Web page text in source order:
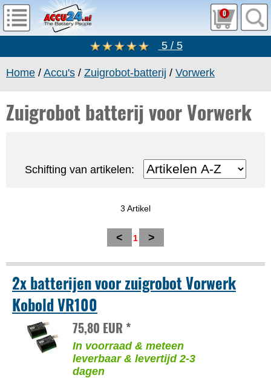
0
5 / 5
Home / Accu's / Zuigrobot-batterij / Vorwerk
Zuigrobot batterij voor Vorwerk
Schifting van artikelen:
3 Artikel
< 1 >
2x batterijen voor zuigrobot Vorwerk
Kobold VR100
75,80 EUR *
In voorraad & meteen
leverbaar & levertijd 2-3
dagen